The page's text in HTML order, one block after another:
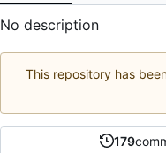
No description
This repository has
179